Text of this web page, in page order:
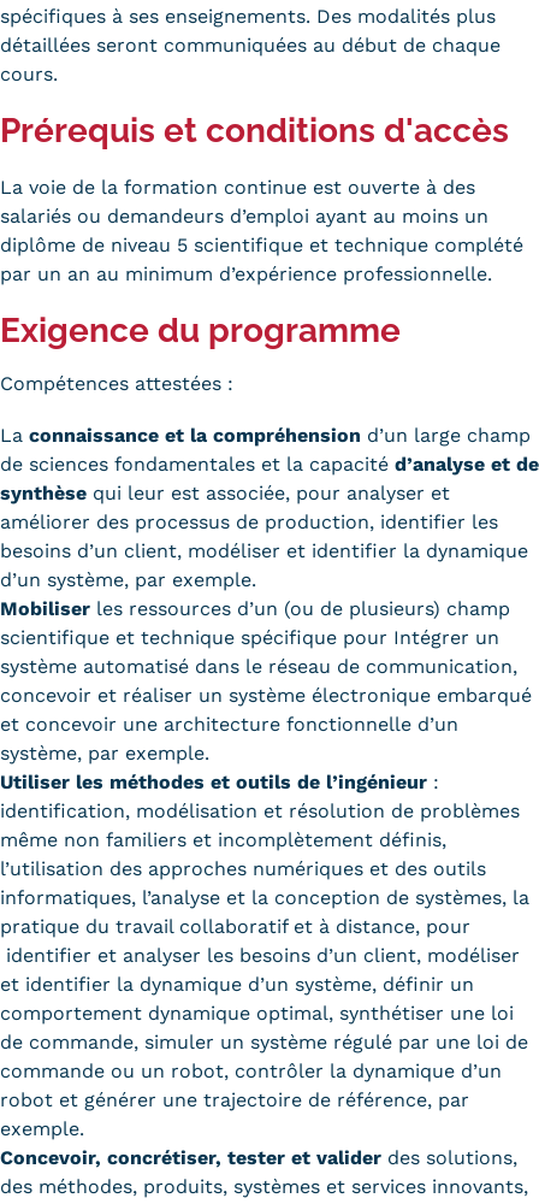
Règlement intérieur
Modalités d'inscription
Tarifs
Modalités de financement
Infos entreprises
Former ses salariés
Accueillir un alternant ?
Taxe d'apprentissage
Infos enseignants
Être enseignant au Cnam
Infos partenaires
Liste des partenaires
Communication
Kits communications Cnam
Prospect
Fiche contact salons, forums,
JPO
spécifiques à ses enseignements. Des modalités plus
détaillées seront communiquées au début de chaque
cours.
Prérequis et conditions d'accès
La voie de la formation continue est ouverte à des
salariés ou demandeurs d’emploi ayant au moins un
diplôme de niveau 5 scientifique et technique complété
par un an au minimum d’expérience professionnelle.
Exigence du programme
Compétences attestées :
La connaissance et la compréhension d’un large champ
de sciences fondamentales et la capacité d’analyse et de
synthèse qui leur est associée, pour analyser et
améliorer des processus de production, identifier les
besoins d’un client, modéliser et identifier la dynamique
d’un système, par exemple.
Mobiliser les ressources d’un (ou de plusieurs) champ
scientifique et technique spécifique pour Intégrer un
système automatisé dans le réseau de communication,
concevoir et réaliser un système électronique embarqué
et concevoir une architecture fonctionnelle d’un
système, par exemple.
Utiliser les méthodes et outils de l’ingénieur :
identification, modélisation et résolution de problèmes
même non familiers et incomplètement définis,
l’utilisation des approches numériques et des outils
informatiques, l’analyse et la conception de systèmes, la
pratique du travail collaboratif et à distance, pour
identifier et analyser les besoins d’un client, modéliser
et identifier la dynamique d’un système, définir un
comportement dynamique optimal, synthétiser une loi
de commande, simuler un système régulé par une loi de
commande ou un robot, contrôler la dynamique d’un
robot et générer une trajectoire de référence, par
exemple.
Concevoir, concrétiser, tester et valider des solutions,
des méthodes, produits, systèmes et services innovants,